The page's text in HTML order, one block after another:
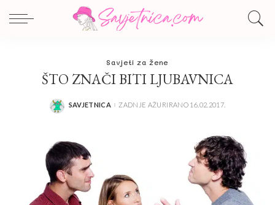
Savjeti za žene
ŠTO ZNAČI BITI LJUBAVNICA
POSTED
SAVJETNICA ZADNJE AŽURIRANO 16.02.2017.